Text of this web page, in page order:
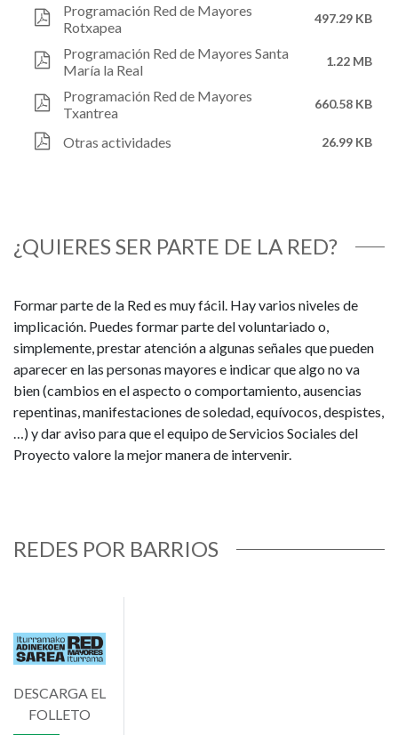
Programación Red de Mayores
Rotxapea
497.29 KB
Programación Red de Mayores Santa
María la Real
1.22 MB
Programación Red de Mayores
Txantrea
660.58 KB
Otras actividades 26.99 KB
¿QUIERES SER PARTE DE LA RED?
Formar parte de la Red es muy fácil. Hay varios niveles de
implicación. Puedes formar parte del voluntariado o,
simplemente, prestar atención a algunas señales que pueden
aparecer en las personas mayores e indicar que algo no va
bien (cambios en el aspecto o comportamiento, ausencias
repentinas, manifestaciones de soledad, equívocos, despistes,
…) y dar aviso para que el equipo de Servicios Sociales del
Proyecto valore la mejor manera de intervenir.
REDES POR BARRIOS
Imagen
DESCARGA EL
FOLLETO